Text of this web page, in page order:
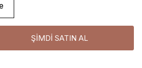
ŞIMDI SATIN AL